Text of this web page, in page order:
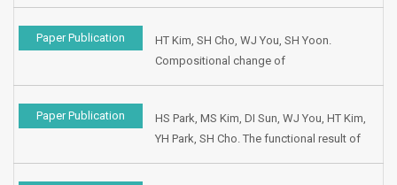
Presented at the 72nd Congress of Korean
Society of Otolaryngology, 1998, Seoul,
Korea.
Paper Publication
HT Kim, SH Cho, WJ You, SH Yoon.
Compositional change of
following denervation of the superior and
recurrent laryngeal nerve. Presented at the
72nd Congress of Korean Society of
Paper Publication
HS Park, MS Kim, DI Sun, WJ You, HT Kim,
YH Park, SH Cho. The functional result of